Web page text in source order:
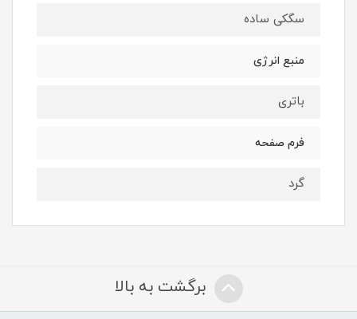
سگکی ساده
منبع انرژی
باتری
فرم صفحه
گرد
برگشت به بالا